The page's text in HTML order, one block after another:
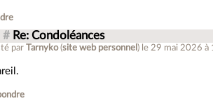
# Re: Condoléances
parTarnyko(site web personnel ) le 29 mai 2026 à